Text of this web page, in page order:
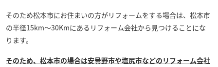
そのため松本市にお住まいの方がリフォームをする場合は、松本市
の半径15km～30Kmにあるリフォーム会社から見つけることにな
ります。
そのため、松本市の場合は安曇野市や塩尻市などのリフォーム会社